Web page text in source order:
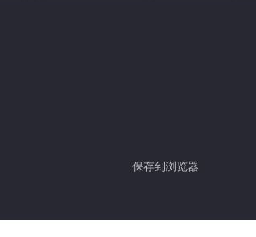
保存到浏览器